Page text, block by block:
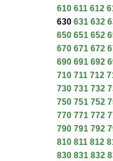
610 611 612
630 631 632
650 651 652
670 671 672
690 691 692
710 711 712
730 731 732
750 751 752
770 771 772
790 791 792
810 811 812
830 831 832